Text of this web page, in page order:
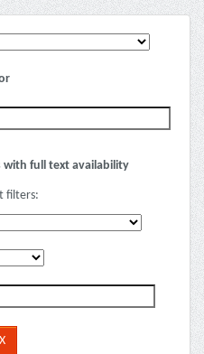
with full text availability
filters: